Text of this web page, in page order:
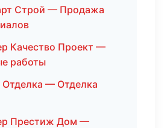
Строй — Продажа
Качество Проект —
работы
— Отделка
Престиж Дом —